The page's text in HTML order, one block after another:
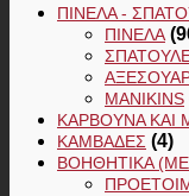
ΠΙΝΈΛΑ -
ΠΙΝΈΛΑ
MANIKINS
ΚΆΡΒΟΥΝΑ
ΚΑΜΒΆΔΕΣ (4)
ΒΟΗΘΗΤΙΚΆ